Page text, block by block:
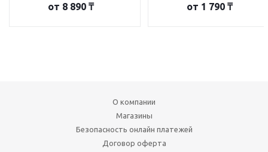
от 8 890 ₸ от 1 790 ₸
О компании
Магазины
Безопасность онлайн платежей
Договор оферта